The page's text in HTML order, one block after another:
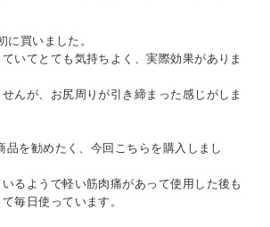
買いました。
いてとても気持ちよく、実際効果がありま
んが、お尻周りが引き締まった感じがしま
を勧めたく、今回こちらを購入しまし
るようで軽い筋肉痛があって使用した後も
毎日使っています。